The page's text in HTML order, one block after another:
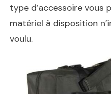
type d’accessoire vous
matériel à disposition
voulu.